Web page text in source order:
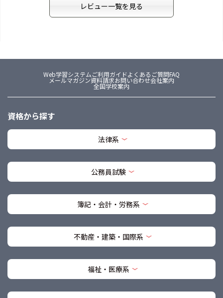
レビュー一覧を見る
Web学習システムご利用ガイドよくあるご質問FAQ
メールマガジン資料請求お問い合わせ会社案内
全国学校案内
資格から探す
法律系
公務員試験
簿記・会計・労務系
不動産・建築・国際系
福祉・医療系